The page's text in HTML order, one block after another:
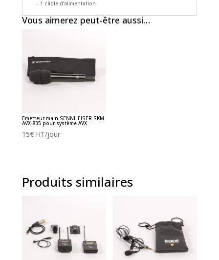
- 1 câble d'alimentation
Vous aimerez peut-être aussi…
Emetteur main SENNHEISER SKM
AVX-835 pour système AVX
15€HT/jour
Produits similaires